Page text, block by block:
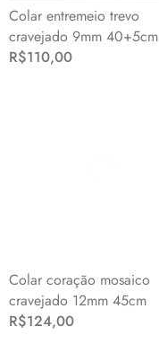
Colar entremeio trevo
cravejado 9mm 40+5cm
R$110,00
Colar coração mosaico
cravejado 12mm 45cm
R$124,00